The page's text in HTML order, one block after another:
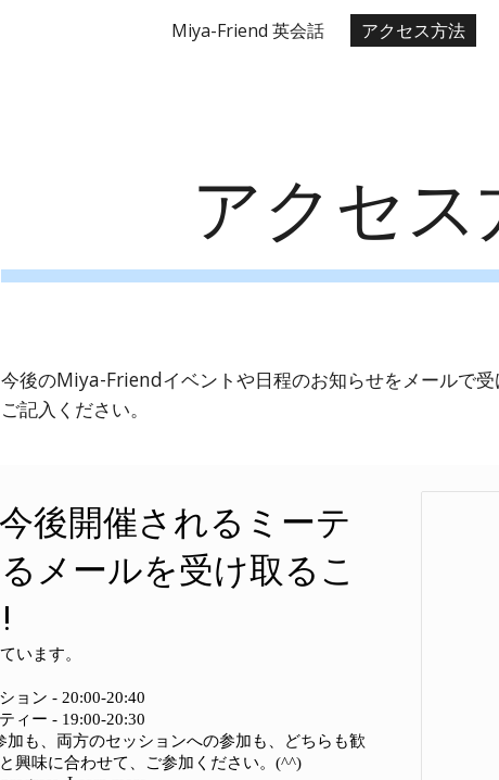
Skip to main content
Miya-Friend 英会話 アクセス方法
アクセス
今後のMiya-Friendイベントや日程のお知らせをメールで
ご記入ください。